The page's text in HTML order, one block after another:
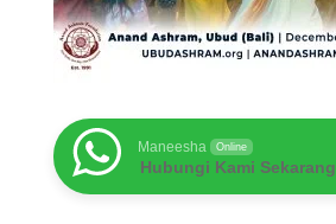
Maneesha Online
Hubungi Kami Sekarang